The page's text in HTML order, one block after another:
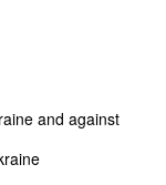
and against